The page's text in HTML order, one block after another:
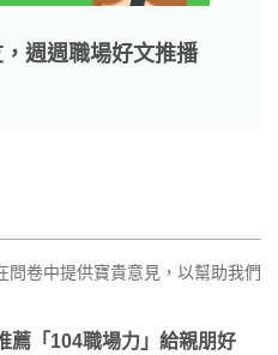
週週職場好文推播
問卷中提供寶貴意見，以幫助我們
薦「104職場力」給親朋好